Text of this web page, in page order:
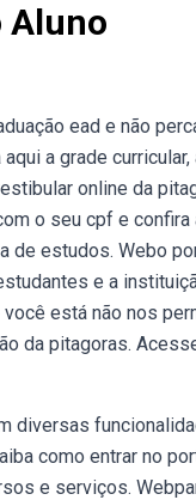
Aluno
ead e não
a grade
online da
o seu cpf e
de estudos. Webo
e a
está não nos
da pitagoras.
diversas
como entrar no
e serviços.